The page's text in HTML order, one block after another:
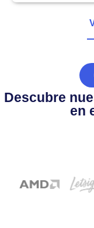
Descubre
en